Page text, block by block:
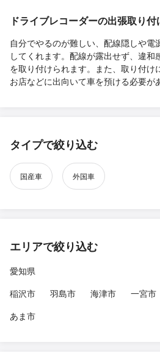
ドライブレコーダーの出張取り
自分でやるのが難しい、配線隠しや電
してくれます。配線が露出せず、違和
を取り付けられます。また、取り付け
お店などに出向いて車を預ける必要が
タイプで絞り込む
国産車 外国車
エリアで絞り込む
愛知県
稲沢市
羽島市 海津市 一宮市
あま市